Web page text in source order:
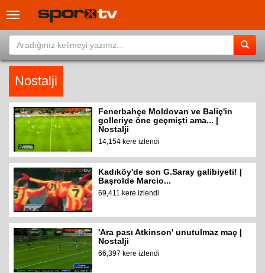
Toggle
Nostalji
Fenerbahçe Moldovan ve Baliç'in
golleriye öne geçmişti ama... |
Nostalji
14,154 kere izlendi
Kadıköy'de son G.Saray galibiyeti! |
Başrolde Marcio...
69,411 kere izlendi
'Ara pası Atkinson' unutulmaz maç |
Nostalji
66,397 kere izlendi